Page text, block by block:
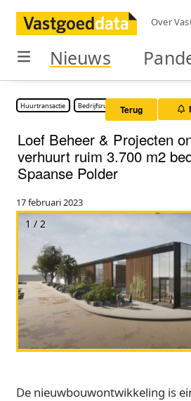
Over
Nieuws
Huurtransactie Bedrijfsruimte Terug
Loef Beheer & Projecten
verhuurt ruim 3.700 m2
Spaanse Polder
17 februari 2023
1 / 2
De nieuwbouwontwikkeling is